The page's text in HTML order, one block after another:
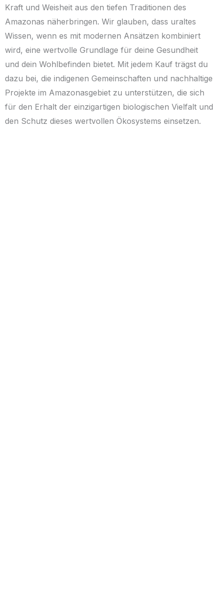
Kraft und Weisheit aus den tiefen Traditionen des
Amazonas näherbringen. Wir glauben, dass uraltes
Wissen, wenn es mit modernen Ansätzen kombiniert
wird, eine wertvolle Grundlage für deine Gesundheit
und dein Wohlbefinden bietet. Mit jedem Kauf trägst du
dazu bei, die indigenen Gemeinschaften und nachhaltige
Projekte im Amazonasgebiet zu unterstützen, die sich
für den Erhalt der einzigartigen biologischen Vielfalt und
den Schutz dieses wertvollen Ökosystems einsetzen.